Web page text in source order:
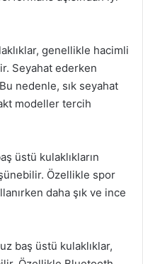
genellikle hacimli
Seyahat ederken
nedenle, sık seyahat
modeller tercih
üstü kulaklıkların
Özellikle spor
daha şık ve ince
baş üstü kulaklıklar,